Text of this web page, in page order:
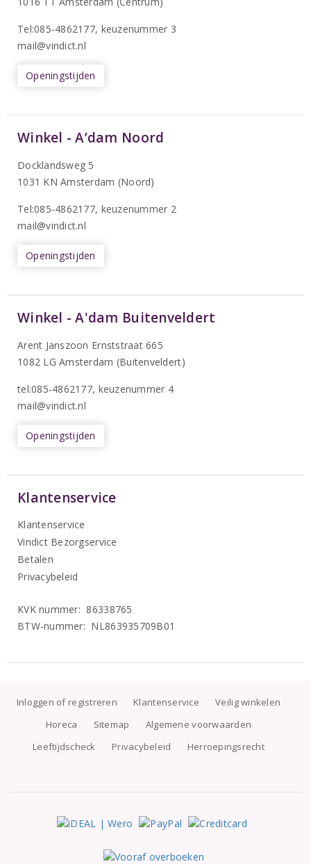
Tel:085-4862177, keuzenummer 3
mail@vindict.nl
Openingstijden
Winkel - A’dam Noord
Docklandsweg 5
1031 KN Amsterdam (Noord)
Tel:085-4862177, keuzenummer 2
mail@vindict.nl
Openingstijden
Winkel - A'dam Buitenveldert
Arent Janszoon Ernststraat 665
1082 LG Amsterdam (Buitenveldert)
tel:085-4862177, keuzenummer 4
mail@vindict.nl
Openingstijden
Klantenservice
Klantenservice
Vindict Bezorgservice
Betalen
Privacybeleid
KVK nummer: 86338765
BTW-nummer: NL863935709B01
Inloggen of registreren Klantenservice
Veilig winkelen
Horeca
Sitemap
Algemene voorwaarden
Leeftijdscheck
Privacybeleid Herroepingsrecht